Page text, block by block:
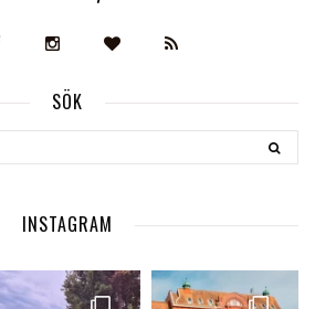
SÖK
INSTAGRAM